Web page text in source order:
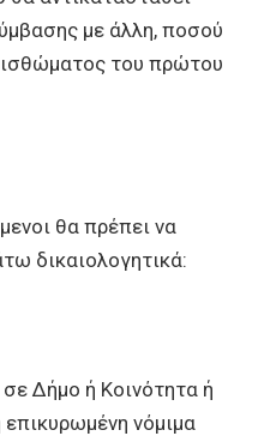
με άλλη, ποσού
του πρώτου
θα πρέπει να
δικαιολογητικά:
Δήμο ή Κοινότητα ή
νόμιμα